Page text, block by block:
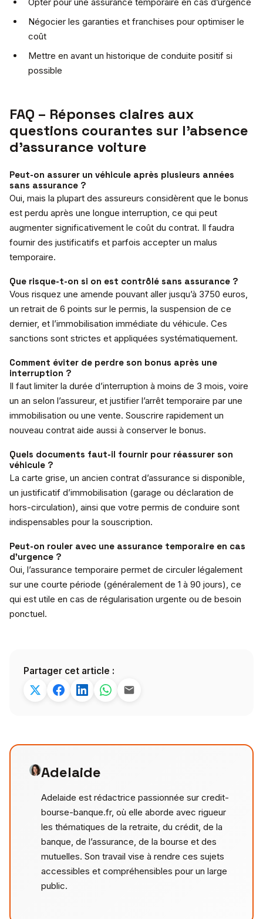
Négocier les garanties et franchises pour optimiser le
coût
Mettre en avant un historique de conduite positif si
possible
FAQ – Réponses claires aux
questions courantes sur l’absence
d’assurance voiture
Peut-on assurer un véhicule après plusieurs années
sans assurance ?
Oui, mais la plupart des assureurs considèrent que le bonus
est perdu après une longue interruption, ce qui peut
augmenter significativement le coût du contrat. Il faudra
fournir des justificatifs et parfois accepter un malus
temporaire.
Que risque-t-on si on est contrôlé sans assurance ?
Vous risquez une amende pouvant aller jusqu’à 3750 euros,
un retrait de 6 points sur le permis, la suspension de ce
dernier, et l’immobilisation immédiate du véhicule. Ces
sanctions sont strictes et appliquées systématiquement.
Comment éviter de perdre son bonus après une
interruption ?
Il faut limiter la durée d’interruption à moins de 3 mois, voire
un an selon l’assureur, et justifier l’arrêt temporaire par une
immobilisation ou une vente. Souscrire rapidement un
nouveau contrat aide aussi à conserver le bonus.
Quels documents faut-il fournir pour réassurer son
véhicule ?
La carte grise, un ancien contrat d’assurance si disponible,
un justificatif d’immobilisation (garage ou déclaration de
hors-circulation), ainsi que votre permis de conduire sont
indispensables pour la souscription.
Peut-on rouler avec une assurance temporaire en cas
d’urgence ?
Oui, l’assurance temporaire permet de circuler légalement
sur une courte période (généralement de 1 à 90 jours), ce
qui est utile en cas de régularisation urgente ou de besoin
ponctuel.
Partager cet article :
Adelaide
Adelaide est rédactrice passionnée sur credit-
bourse-banque.fr, où elle aborde avec rigueur
les thématiques de la retraite, du crédit, de la
banque, de l’assurance, de la bourse et des
mutuelles. Son travail vise à rendre ces sujets
accessibles et compréhensibles pour un large
public.